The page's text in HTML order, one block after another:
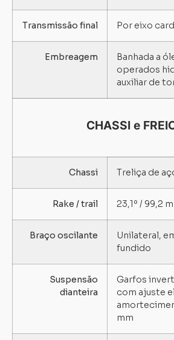
Transmissão final Por eixo
Embreagem
Banhada a
operados
auxiliar de
CHASSI e
Chassi Treliça de
Rake / trail 23,1º / 99,2
Braço oscilante
Unilateral,
fundido
Suspensão
dianteira
Garfos
com ajuste
mm